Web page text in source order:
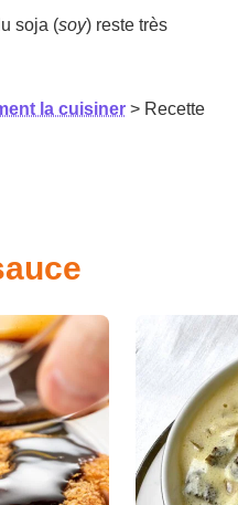
soja (soy) reste très
la cuisiner > Recette